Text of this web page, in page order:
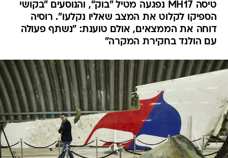
טיסה MH17 נפגעה מטיל "בוק", והנוסעים "בקושי
הספיקו לקלוט את המצב שאליו נקלעו". רוסיה
דוחה את הממצאים, אולם טוענת: "נשתף פעולה
עם הולנד בחקירת המקרה"